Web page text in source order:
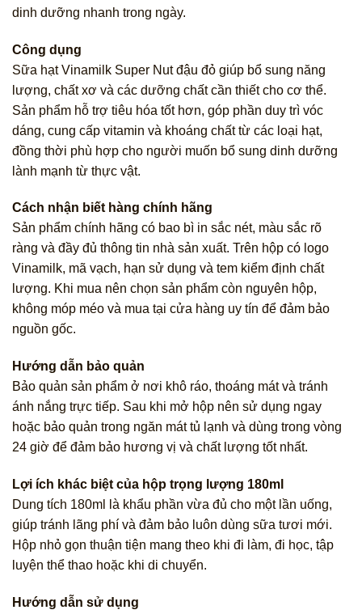
dinh dưỡng nhanh trong ngày.
Công dụng
Sữa hạt Vinamilk Super Nut đậu đỏ giúp bổ sung năng
lượng, chất xơ và các dưỡng chất cần thiết cho cơ thể.
Sản phẩm hỗ trợ tiêu hóa tốt hơn, góp phần duy trì vóc
dáng, cung cấp vitamin và khoáng chất từ các loại hạt,
đồng thời phù hợp cho người muốn bổ sung dinh dưỡng
lành mạnh từ thực vật.
Cách nhận biết hàng chính hãng
Sản phẩm chính hãng có bao bì in sắc nét, màu sắc rõ
ràng và đầy đủ thông tin nhà sản xuất. Trên hộp có logo
Vinamilk, mã vạch, hạn sử dụng và tem kiểm định chất
lượng. Khi mua nên chọn sản phẩm còn nguyên hộp,
không móp méo và mua tại cửa hàng uy tín để đảm bảo
nguồn gốc.
Hướng dẫn bảo quản
Bảo quản sản phẩm ở nơi khô ráo, thoáng mát và tránh
ánh nắng trực tiếp. Sau khi mở hộp nên sử dụng ngay
hoặc bảo quản trong ngăn mát tủ lạnh và dùng trong vòng
24 giờ để đảm bảo hương vị và chất lượng tốt nhất.
Lợi ích khác biệt của hộp trọng lượng 180ml
Dung tích 180ml là khẩu phần vừa đủ cho một lần uống,
giúp tránh lãng phí và đảm bảo luôn dùng sữa tươi mới.
Hộp nhỏ gọn thuận tiện mang theo khi đi làm, đi học, tập
luyện thể thao hoặc khi di chuyển.
Hướng dẫn sử dụng